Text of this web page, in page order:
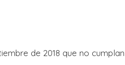
de 2018 que no